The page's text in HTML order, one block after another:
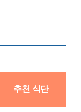
추천 식단